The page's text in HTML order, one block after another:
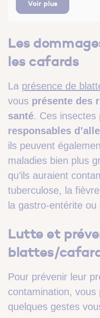
Voir plus
Les
les cafards
La présence de
vous présente des
santé. Ces insectes
responsables
ils peuvent
maladies bien plus
qu’ils auraient
tuberculose, la
la gastro-entérite
Lutte et
blattes/
Pour prévenir leur
contamination, vous
quelques gestes